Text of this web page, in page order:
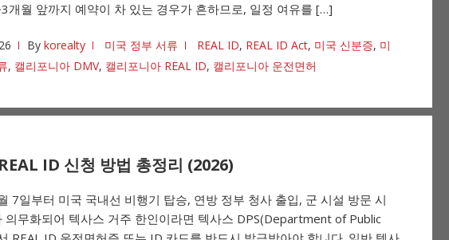
개월 앞까지 예약이 차 있는 경우가 흔하므로, 일정 여유를 […]
By korealty 미국 정부 서류 REAL ID, REAL ID Act, 미국 신분증, 미
, 캘리포니아 DMV, 캘리포니아 REAL ID, 캘리포니아 운전면허
ID 신청 방법 총정리 (2026)
7일부터 미국 국내선 비행기 탑승, 연방 정부 청사 출입, 군 시설 방문 시
의무화되어 텍사스 거주 한인이라면 텍사스 DPS(Department of Public